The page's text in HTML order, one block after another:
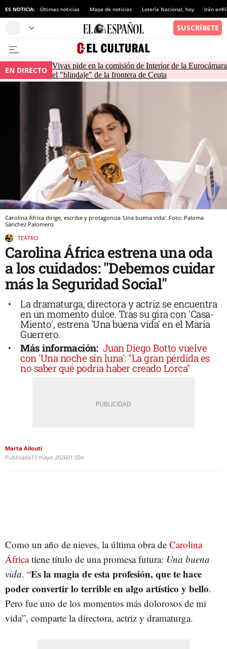
ES NOTICIA: Últimas noticias Mapa de noticias Lotería Nacional, hoy Irán
EN DIRECTO Vivas pide en la comisión de Interior de la Eurocámara
el "blindaje" de la frontera de Ceuta
Carolina África dirige, escribe y protagoniza 'Una buena vida'. Foto: Paloma
Sánchez Palomero
TEATRO
Carolina África estrena una oda
a los cuidados: "Debemos cuidar
más la Seguridad Social"
La dramaturga, directora y actriz se encuentra
en un momento dulce. Tras su gira con 'Casa-
Miento', estrena 'Una buena vida' en el María
Guerrero.
Más información: Juan Diego Botto vuelve
con 'Una noche sin luna': "La gran pérdida es
no saber qué podría haber creado Lorca"
Marta Ailouti
Publicada13 mayo 202601:55h
Como un año de nieves, la última obra de Carolina
Áfricatiene título de una promesa futura: Una buena
vida. “Es la magia de esta profesión, que te hace
poder convertir lo terrible en algo artístico y bello.
Pero fue uno de los momentos más dolorosos de mi
vida”, comparte la directora, actriz y dramaturga.